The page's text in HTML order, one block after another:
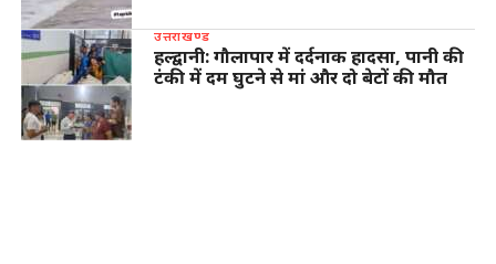
उत्तराखण्ड
हल्द्वानी: गौलापार में दर्दनाक हादसा, पानी की
टंकी में दम घुटने से मां और दो बेटों की मौत